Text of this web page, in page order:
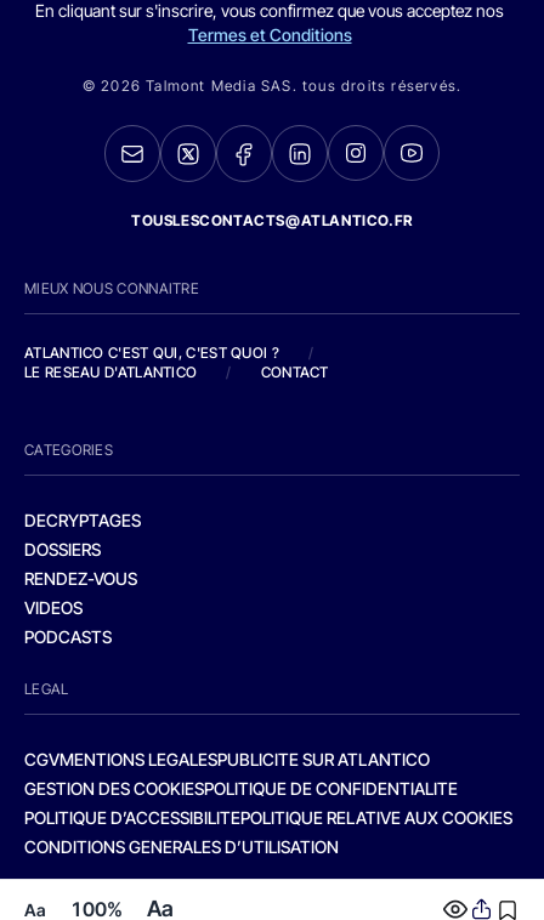
Aa 100% Aa
En cliquant sur s'inscrire, vous confirmez que vous acceptez nos
Termes et Conditions
© 2026 Talmont Media SAS. tous droits réservés.
TOUSLESCONTACTS@ATLANTICO.FR
MIEUX NOUS CONNAITRE
ATLANTICO C'EST QUI, C'EST QUOI ?
/
LE RESEAU D'ATLANTICO
/ CONTACT
CATEGORIES
DECRYPTAGES
DOSSIERS
RENDEZ-VOUS
VIDEOS
PODCASTS
LEGAL
CGVMENTIONS LEGALESPUBLICITE SUR ATLANTICO
GESTION DES COOKIESPOLITIQUE DE CONFIDENTIALITE
POLITIQUE D’ACCESSIBILITEPOLITIQUE RELATIVE AUX COOKIES
CONDITIONS GENERALES D’UTILISATION